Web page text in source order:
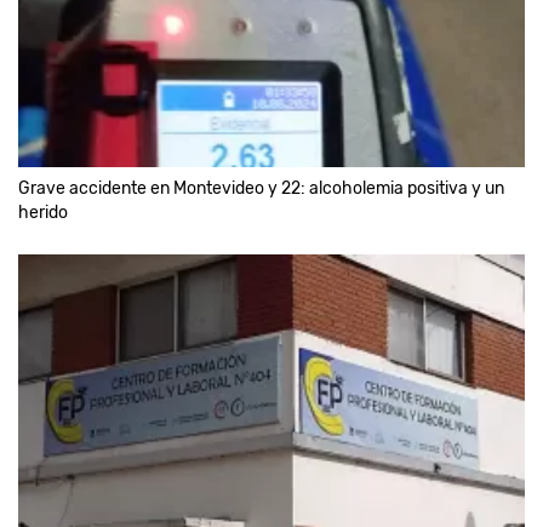
Grave accidente en Montevideo y 22: alcoholemia positiva y un
herido